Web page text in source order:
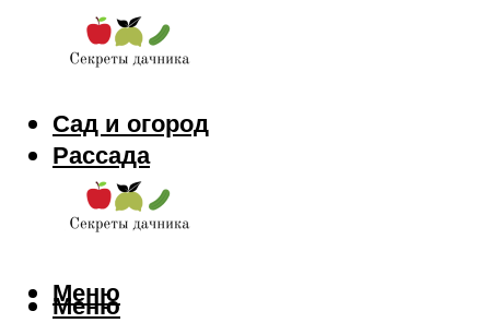
Сад и огород
Рассада
Цветы
Заготовки
Меню
Меню